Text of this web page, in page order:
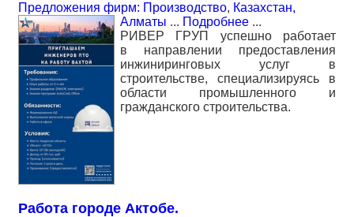
Предложения фирм: Производство, Казахстан,
Алматы ... Подробнее ...
РИВЕР ГРУП успешно работает
в направлении предоставления
инжиниринговых услуг в
строительстве, специализируясь в
области промышленного и
гражданского строительства.
Работа городе Актобе.